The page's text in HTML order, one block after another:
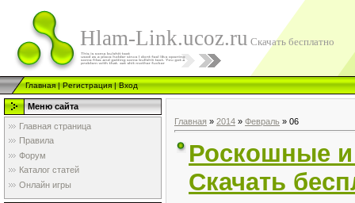
Hlam-Link.ucoz.ru Скачать бесплатно
Главная|Регистрация|Вход
Меню сайта
Главная страница
Правила
Форум
Каталог статей
Онлайн игры
Главная » 2014 » Февраль » 06
Роскошные
Скачать